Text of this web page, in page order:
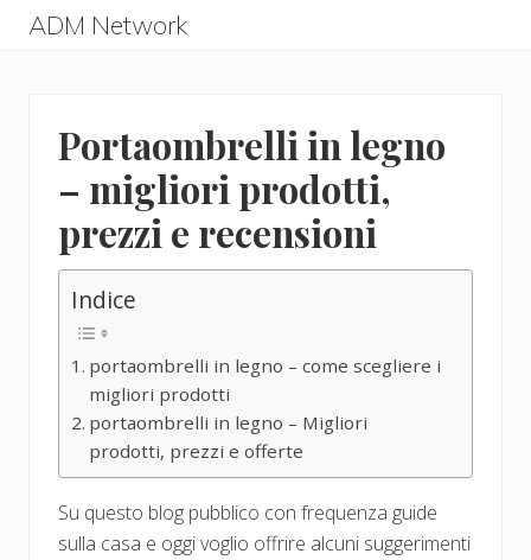
MenuADM Network
Portaombrelli in legno
– migliori prodotti,
prezzi e recensioni
Indice
portaombrelli in legno – come scegliere i
migliori prodotti
portaombrelli in legno – Migliori
prodotti, prezzi e offerte
Su questo blog pubblico con frequenza guide
sulla casa e oggi voglio offrire alcuni suggerimenti